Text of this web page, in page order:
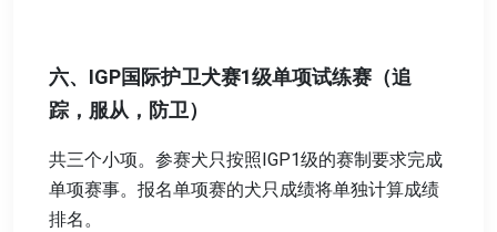
六、IGP国际护卫犬赛1级单项试练赛（追
踪，服从，防卫）
共三个小项。参赛犬只按照IGP1级的赛制要求完成
单项赛事。报名单项赛的犬只成绩将单独计算成绩
排名。